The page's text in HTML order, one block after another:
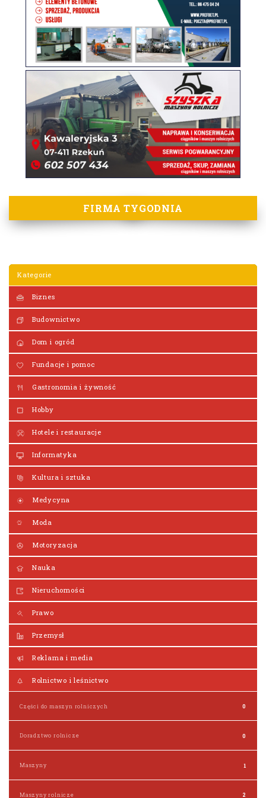
FIRMA TYGODNIA
Kategorie
Biznes
Budownictwo
Dom i ogród
Fundacje i pomoc
Gastronomia i żywność
Hobby
Hotele i restauracje
Informatyka
Kultura i sztuka
Medycyna
Moda
Motoryzacja
Nauka
Nieruchomości
Prawo
Przemysł
Reklama i media
Rolnictwo i leśnictwo
Części do maszyn rolniczych 0
Doradztwo rolnicze 0
Maszyny 1
Maszyny rolnicze 2